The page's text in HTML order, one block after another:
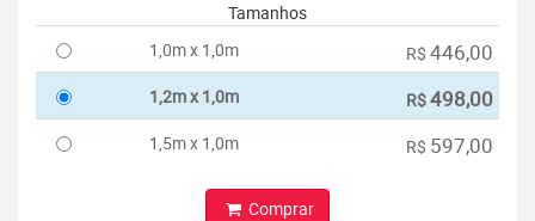
Tamanhos
1,0m x 1,0m
R$ 446,00
1,2m x 1,0m R$498,00
1,5m x 1,0m R$ 597,00
Comprar